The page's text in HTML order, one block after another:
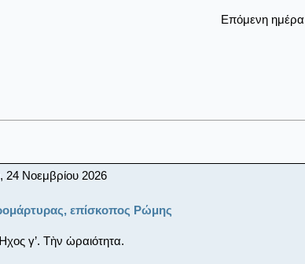
Επόμενη ημέρα
24 Νοεμβρίου 2026
επίσκοπος Ρώμης
γ’. Τὴν ὡραιότητα.